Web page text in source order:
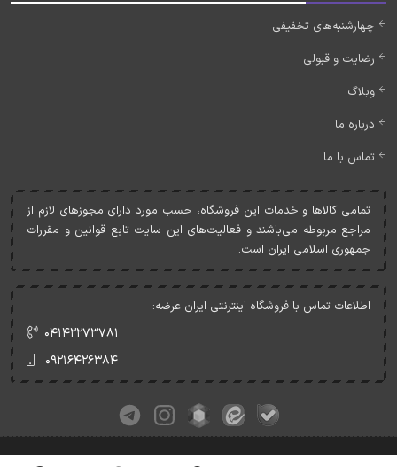
چهارشنبه‌های تخفیفی
رضایت و قبولی
وبلاگ
درباره ما
تماس با ما
تمامی کالاها و خدمات اين فروشگاه، حسب مورد دارای مجوزهای لازم از
مراجع مربوطه می‌باشند و فعاليت‌های اين سايت تابع قوانين و مقررات
جمهوری اسلامی ايران است.
اطلاعات تماس با فروشگاه اینترنتی ایران عرضه:
۰۴۱۴۲۲۷۳۷۸۱
۰۹۲۱۶۴۲۶۳۸۴
کلیه حقوق این وبسایت متعلق به ایران عرضه می‌باشد.